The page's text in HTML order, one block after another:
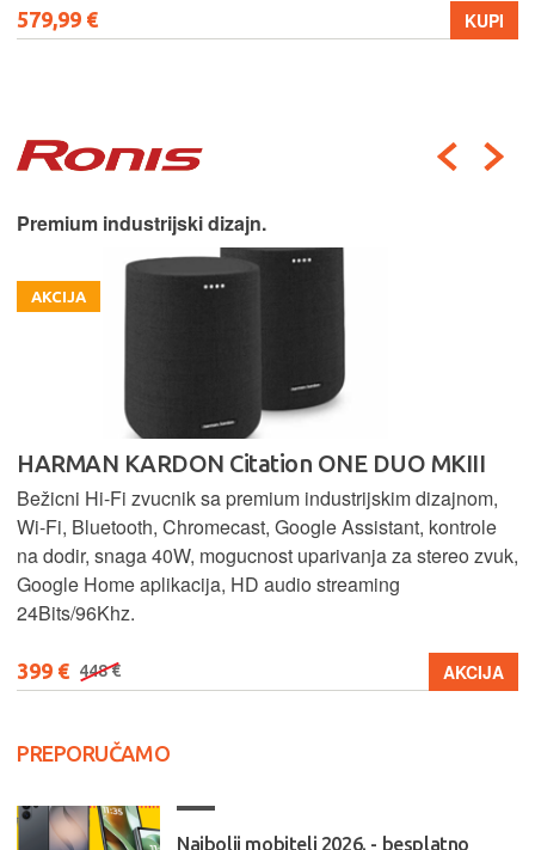
579,99 € KUPI
Premium industrijski dizajn.
AKCIJA
HARMAN KARDON Citation ONE DUO MKIII
Bežicni Hi-Fi zvucnik sa premium industrijskim dizajnom,
Wi-Fi, Bluetooth, Chromecast, Google Assistant, kontrole
na dodir, snaga 40W, mogucnost uparivanja za stereo zvuk,
Google Home aplikacija, HD audio streaming
24Bits/96Khz.
399 € 448 € AKCIJA
PREPORUČAMO
Najbolji mobiteli 2026. - besplatno